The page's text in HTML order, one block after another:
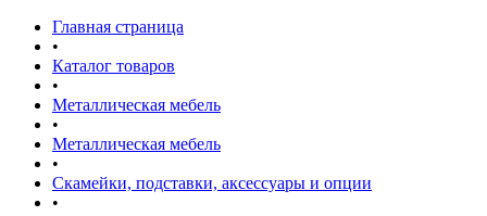
Главная страница
•
Каталог товаров
•
Металлическая мебель
•
Металлическая мебель
•
Скамейки, подставки, аксессуары и опции
•